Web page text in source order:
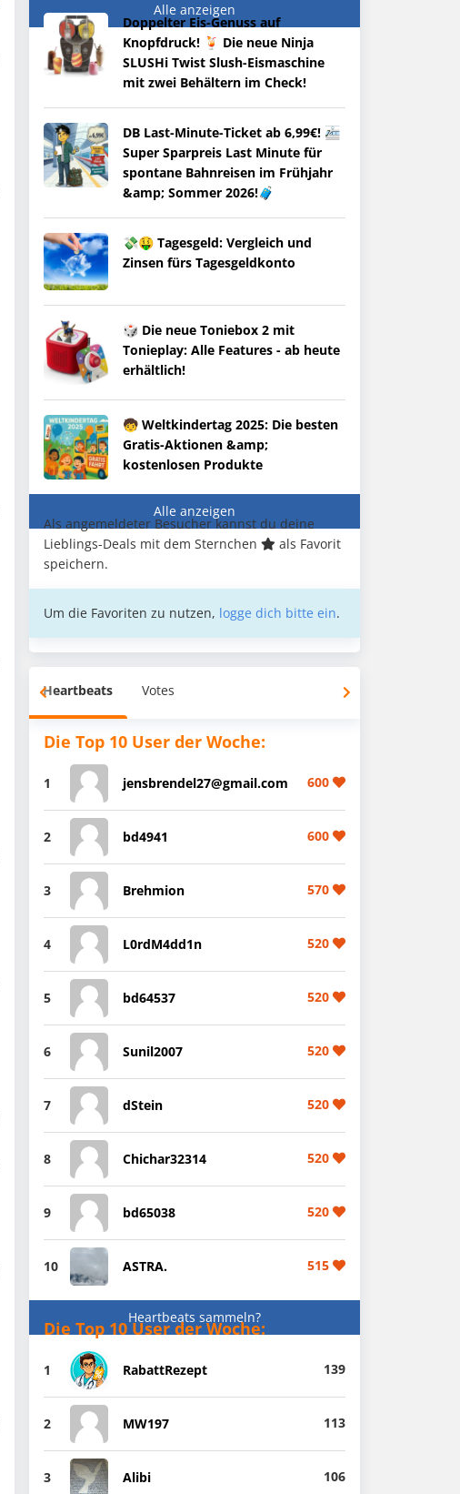
Alle anzeigen
Doppelter Eis-Genuss auf
Knopfdruck! 🍹 Die neue Ninja
SLUSHi Twist Slush-Eismaschine
mit zwei Behältern im Check!
DB Last-Minute-Ticket ab 6,99€! 🚈
Super Sparpreis Last Minute für
spontane Bahnreisen im Frühjahr
&amp; Sommer 2026!🧳
💸🤑 Tagesgeld: Vergleich und
Zinsen fürs Tagesgeldkonto
🎲 Die neue Toniebox 2 mit
Tonieplay: Alle Features - ab heute
erhältlich!
🧒 Weltkindertag 2025: Die besten
Gratis-Aktionen &amp;
kostenlosen Produkte
Alle anzeigen
Als angemeldeter Besucher kannst du deine
Lieblings-Deals mit dem Sternchen
als Favorit
speichern.
Um die Favoriten zu nutzen, logge dich bitte ein.
Heartbeats Votes
Die Top 10 User der Woche:
1 jensbrendel27@gmail.com 600
2 bd4941 600
3 Brehmion 570
4 L0rdM4dd1n 520
5 bd64537 520
6 Sunil2007 520
7 dStein 520
8 Chichar32314 520
9 bd65038 520
10 ASTRA. 515
Heartbeats sammeln?
Die Top 10 User der Woche:
1 RabattRezept 139
2 MW197 113
3 Alibi 106